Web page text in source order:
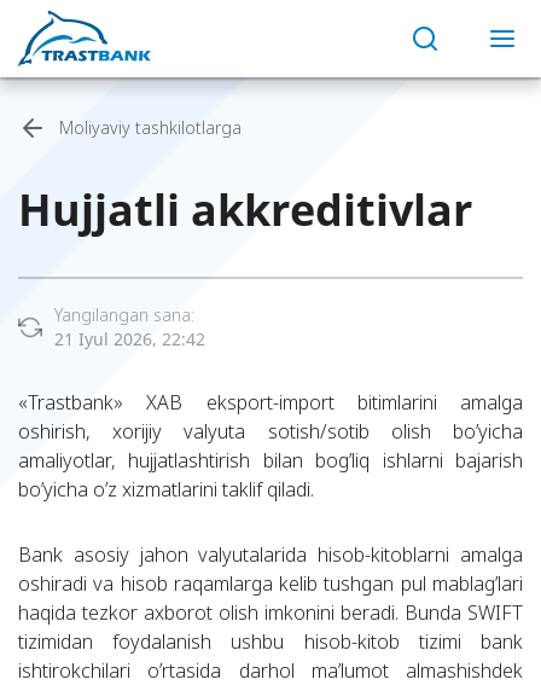
Moliyaviy tashkilotlarga
Hujjatli akkreditivlar
Yangilangan sana:
21 Iyul 2026, 22:42
«Trastbank» XAB eksport-import bitimlarini amalga
oshirish, xorijiy valyuta sotish/sotib olish bo’yicha
amaliyotlar, hujjatlashtirish bilan bog’liq ishlarni bajarish
bo’yicha o’z xizmatlarini taklif qiladi.
Bank asosiy jahon valyutalarida hisob-kitoblarni amalga
oshiradi va hisob raqamlarga kelib tushgan pul mablag’lari
haqida tezkor axborot olish imkonini beradi. Bunda SWIFT
tizimidan foydalanish ushbu hisob-kitob tizimi bank
ishtirokchilari o’rtasida darhol ma’lumot almashishdek